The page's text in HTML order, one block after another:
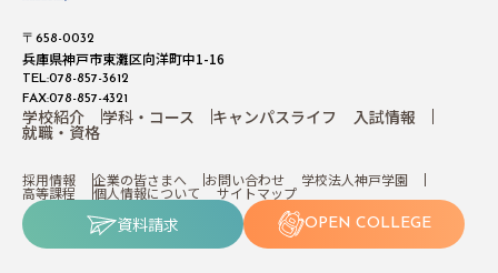
〒658-0032
兵庫県神戸市東灘区向洋町中1-16
TEL:078-857-3612
FAX:078-857-4321
学校紹介 学科・コース キャンパスライフ 入試情報
就職・資格
採用情報 企業の皆さまへ お問い合わせ 学校法人神戸学園
高等課程 個人情報について サイトマップ
資料請求 OPEN COLLEGE